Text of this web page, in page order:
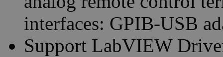
interfaces: GPIB-USB
Support LabVIEW